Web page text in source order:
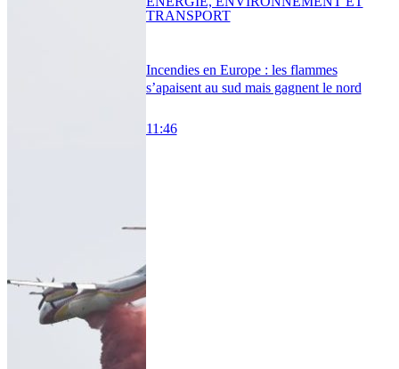
Incendies en Europe : les flammes
s’apaisent au sud mais gagnent le nord
11:46
TRANSPORT